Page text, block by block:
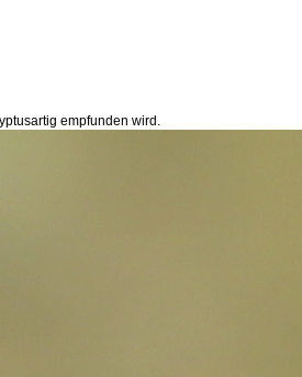
empfunden wird.